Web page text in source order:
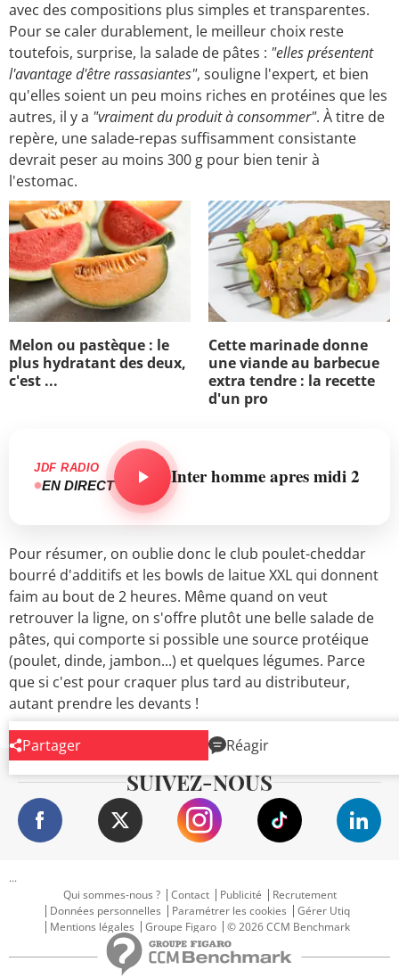
avec des compositions plus simples et transparentes.
Pour se caler durablement, le meilleur choix reste
toutefois, surprise, la salade de pâtes : "elles présentent
l'avantage d'être rassasiantes", souligne l'expert, et bien
qu'elles soient un peu moins riches en protéines que les
autres, il y a "vraiment du produit à consommer". À titre de
repère, une salade-repas suffisamment consistante
devrait peser au moins 300 g pour bien tenir à
l'estomac.
Melon ou pastèque : le
plus hydratant des deux,
c'est ...
Cette marinade donne
une viande au barbecue
extra tendre : la recette
d'un pro
JDF RADIO
EN DIRECT Inter homme apres midi 2
Pour résumer, on oublie donc le club poulet-cheddar
bourré d'additifs et les bowls de laitue XXL qui donnent
faim au bout de 2 heures. Même quand on veut
retrouver la ligne, on s'offre plutôt une belle salade de
pâtes, qui comporte si possible une source protéique
(poulet, dinde, jambon...) et quelques légumes. Parce
que si c'est pour craquer plus tard au distributeur,
autant prendre les devants !
Partager Réagir
SUIVEZ-NOUS
...
Qui sommes-nous ?
Contact Publicité
Recrutement
Données personnelles
Paramétrer les cookies
Gérer Utiq
Mentions légales
Groupe Figaro © 2026 CCM Benchmark